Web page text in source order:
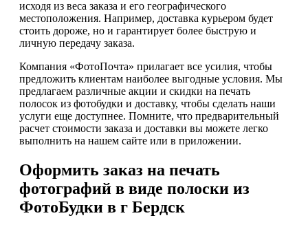
исходя из веса заказа и его географического
местоположения. Например, доставка курьером будет
стоить дороже, но и гарантирует более быструю и
личную передачу заказа.
Компания «ФотоПочта» прилагает все усилия, чтобы
предложить клиентам наиболее выгодные условия. Мы
предлагаем различные акции и скидки на печать
полосок из фотобудки и доставку, чтобы сделать наши
услуги еще доступнее. Помните, что предварительный
расчет стоимости заказа и доставки вы можете легко
выполнить на нашем сайте или в приложении.
Оформить заказ на печать
фотографий в виде полоски из
ФотоБудки в г Бердск